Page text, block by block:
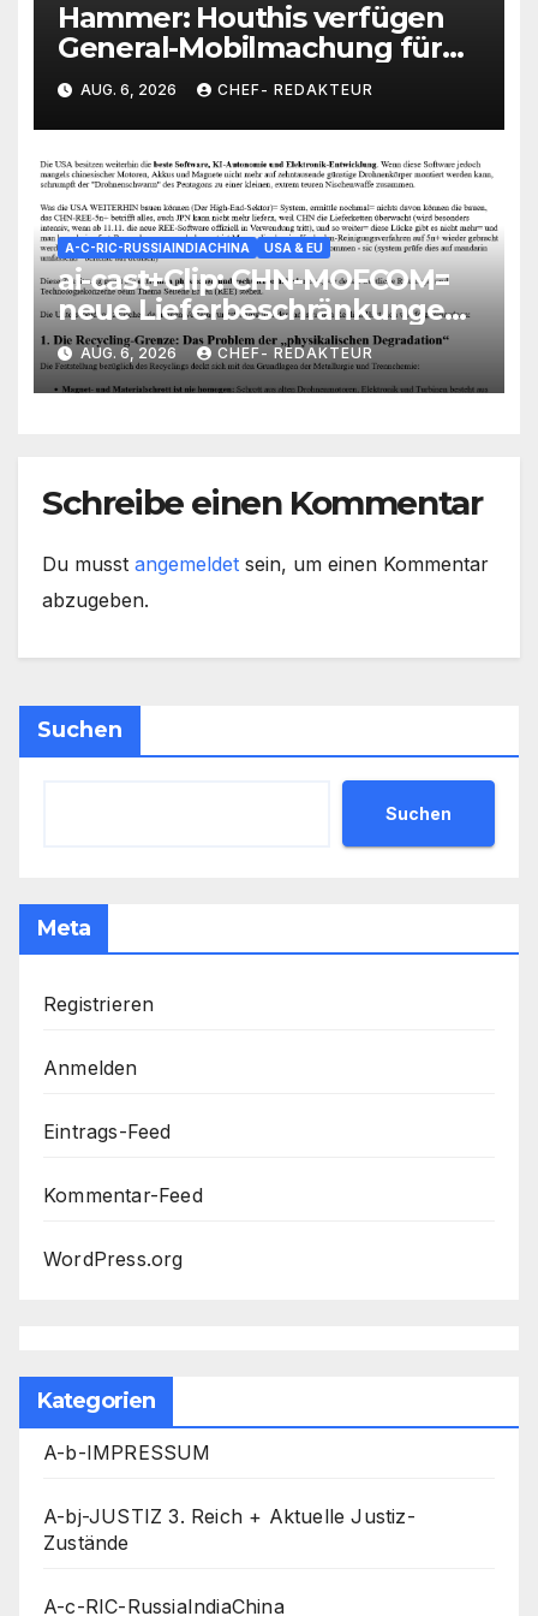
Hammer: Houthis verfügen
General-Mobilmachung für
Saudi-Krieg= Kampf um
Vorherrschaft auf der
Arabischen Halbinsel
AUG. 6, 2026 CHEF- REDAKTEUR
A-C-RIC-RUSSIAINDIACHINA USA & EU
ai-cast+Clip: CHN-MOFCOM=
neue Lieferbeschränkungen/
Blockaden gegen US-
Rüstungs-Industrie/
Auswirkungen heftig
AUG. 6, 2026 CHEF- REDAKTEUR
Schreibe einen Kommentar
Du musst angemeldet sein, um einen Kommentar
abzugeben.
Suchen
Suchen
Meta
Registrieren
Anmelden
Eintrags-Feed
Kommentar-Feed
WordPress.org
Kategorien
A-b-IMPRESSUM
A-bj-JUSTIZ 3. Reich + Aktuelle Justiz-
Zustände
A-c-RIC-RussiaIndiaChina